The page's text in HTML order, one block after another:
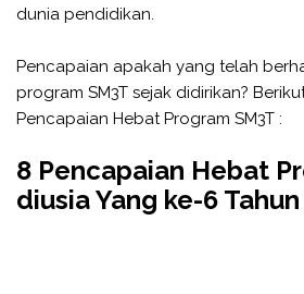
dunia pendidikan.
Pencapaian apakah yang telah
program SM3T sejak didirikan?
Pencapaian Hebat Program SM3T :
8 Pencapaian Hebat
diusia Yang ke-6 Tahun